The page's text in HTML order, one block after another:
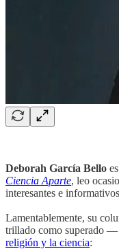
Deborah García Bello
Ciencia Aparte, leo
interesantes e
Lamentablemente, su
trillado como superado —
religión y la ciencia: